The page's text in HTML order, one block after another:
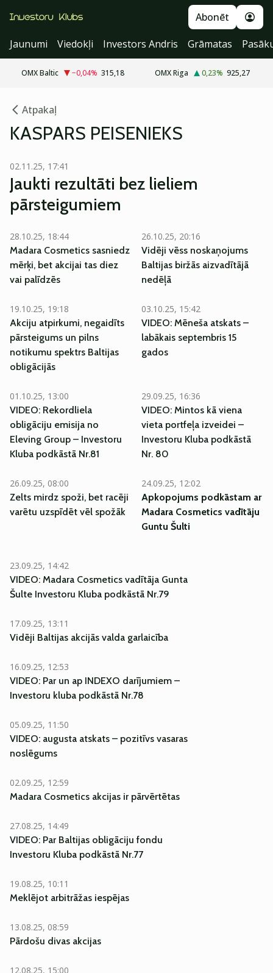
Abonēt
Jaunumi
Viedokļi Investors Andris Grāmatas
OMX Baltic −0,04% 315,18 OMX Riga 0,23% 925,27
Atpakaļ
KASPARS PEISENIEKS
02.11.25, 17:41
Jaukti rezultāti bez lieliem
pārsteigumiem
28.10.25, 18:44
Madara Cosmetics sasniedz
mērķi, bet akcijai tas diez
vai palīdzēs
26.10.25, 20:16
Vidēji vēss noskaņojums
Baltijas biržās aizvadītājā
nedēļā
19.10.25, 19:18
Akciju atpirkumi, negaidīts
pārsteigums un pilns
notikumu spektrs Baltijas
obligācijās
03.10.25, 15:42
VIDEO: Mēneša atskats –
labākais septembris 15
gados
01.10.25, 13:00
VIDEO: Rekordliela
obligāciju emisija no
Eleving Group – Investoru
Kluba podkāstā Nr.81
29.09.25, 16:36
VIDEO: Mintos kā viena
vieta portfeļa izveidei –
Investoru Kluba podkāstā
Nr. 80
26.09.25, 08:00
Zelts mirdz spoži, bet racēji
varētu uzspīdēt vēl spožāk
24.09.25, 12:02
Apkopojums podkāstam ar
Madara Cosmetics vadītāju
Guntu Šulti
23.09.25, 14:42
VIDEO: Madara Cosmetics vadītāja Gunta
Šulte Investoru Kluba podkāstā Nr.79
17.09.25, 13:11
Vidēji Baltijas akcijās valda garlaicība
16.09.25, 12:53
VIDEO: Par un ap INDEXO darījumiem –
Investoru kluba podkāstā Nr.78
05.09.25, 11:50
VIDEO: augusta atskats – pozitīvs vasaras
noslēgums
02.09.25, 12:59
Madara Cosmetics akcijas ir pārvērtētas
27.08.25, 14:49
VIDEO: Par Baltijas obligāciju fondu
Investoru Kluba podkāstā Nr.77
19.08.25, 10:11
Meklējot arbitrāžas iespējas
13.08.25, 08:59
Pārdošu divas akcijas
12.08.25, 15:00